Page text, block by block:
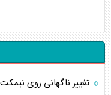
تغییر ناگهانی روی